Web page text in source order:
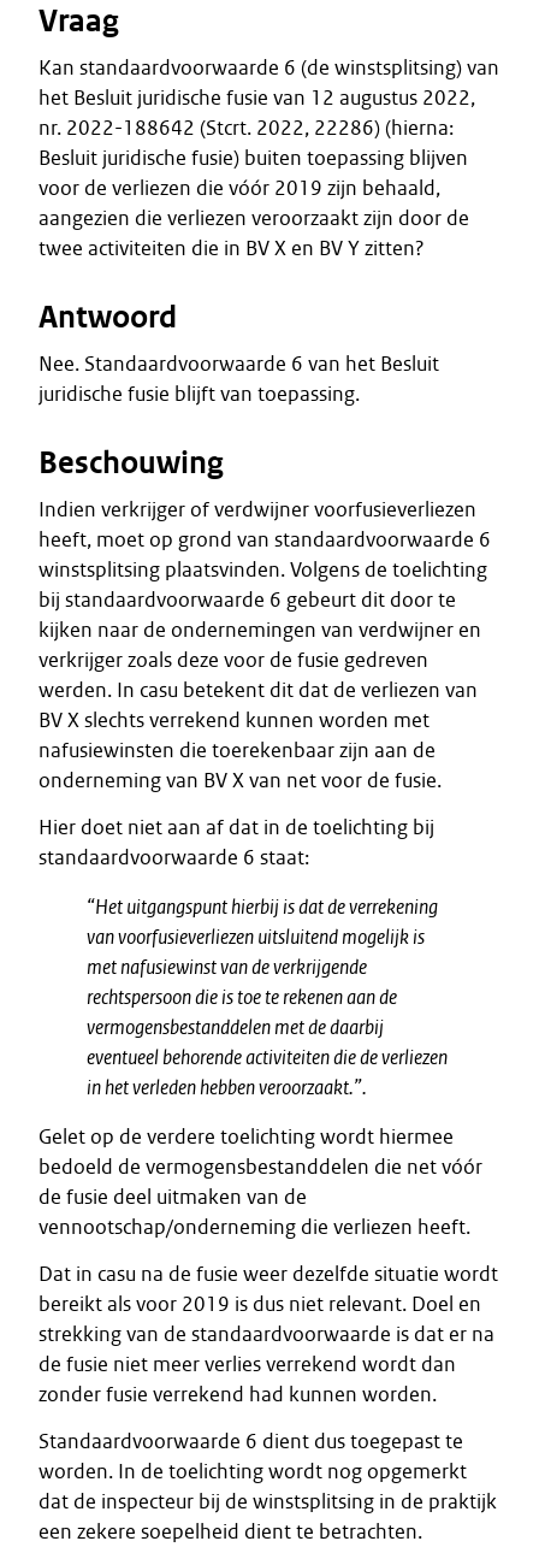
Vraag
Kan standaardvoorwaarde 6 (de winstsplitsing) van
het Besluit juridische fusie van 12 augustus 2022,
nr. 2022-188642 (Stcrt. 2022, 22286) (hierna:
Besluit juridische fusie) buiten toepassing blijven
voor de verliezen die vóór 2019 zijn behaald,
aangezien die verliezen veroorzaakt zijn door de
twee activiteiten die in BV X en BV Y zitten?
Antwoord
Nee. Standaardvoorwaarde 6 van het Besluit
juridische fusie blijft van toepassing.
Beschouwing
Indien verkrijger of verdwijner voorfusieverliezen
heeft, moet op grond van standaardvoorwaarde 6
winstsplitsing plaatsvinden. Volgens de toelichting
bij standaardvoorwaarde 6 gebeurt dit door te
kijken naar de ondernemingen van verdwijner en
verkrijger zoals deze voor de fusie gedreven
werden. In casu betekent dit dat de verliezen van
BV X slechts verrekend kunnen worden met
nafusiewinsten die toerekenbaar zijn aan de
onderneming van BV X van net voor de fusie.
Hier doet niet aan af dat in de toelichting bij
standaardvoorwaarde 6 staat:
“Het uitgangspunt hierbij is dat de verrekening
van voorfusieverliezen uitsluitend mogelijk is
met nafusiewinst van de verkrijgende
rechtspersoon die is toe te rekenen aan de
vermogensbestanddelen met de daarbij
eventueel behorende activiteiten die de verliezen
in het verleden hebben veroorzaakt.”.
Gelet op de verdere toelichting wordt hiermee
bedoeld de vermogensbestanddelen die net vóór
de fusie deel uitmaken van de
vennootschap/onderneming die verliezen heeft.
Dat in casu na de fusie weer dezelfde situatie wordt
bereikt als voor 2019 is dus niet relevant. Doel en
strekking van de standaardvoorwaarde is dat er na
de fusie niet meer verlies verrekend wordt dan
zonder fusie verrekend had kunnen worden.
Standaardvoorwaarde 6 dient dus toegepast te
worden. In de toelichting wordt nog opgemerkt
dat de inspecteur bij de winstsplitsing in de praktijk
een zekere soepelheid dient te betrachten.